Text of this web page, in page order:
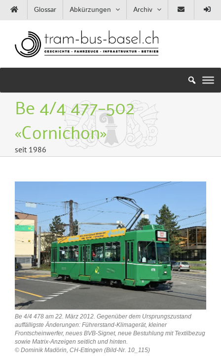
Zum
Inhalt
Glossar Abkürzungen Archiv
Be 4/4 477–502
«Cornichon»
seit 1986
Bild
Be 4/4 478 am 22. März 2012. Gegenüber dem Ursprungszustand
auffälligste Änderungen: Führerstand-Klimagerät, kleiner
Frontscheinwerfer, neues BVB-Signet, neue Bestuhlung mit Textilbezug
sowie Matrix-Anzeigen seitlich und hinten.
© Dominik Madörin, CH-Ettingen (Bild-Nr. 10_115)